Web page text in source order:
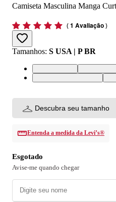
Camiseta Masculina Manga
(1 Avaliação)
Tamanhos: S USA | P BR
S USA | P BRM USA |
XXL USA | EGG BRXL
Descubra seu tamanho
Entenda a medida da Levi’s®
Esgotado
Avise-me quando chegar